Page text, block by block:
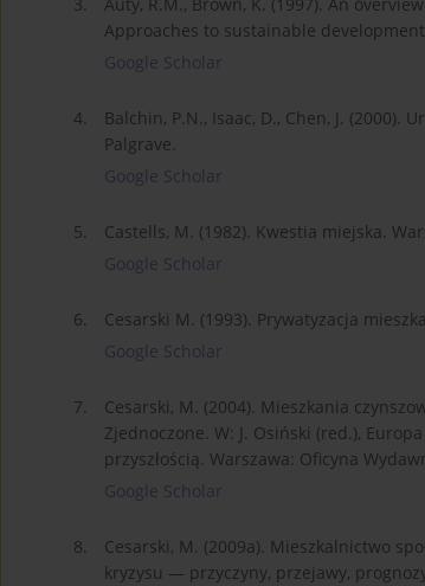
3.
Auty, R.M., Brown, K. (1997). An
Approaches to sustainable
Google Scholar
4.
Balchin, P.N., Isaac, D., Chen, J.
Palgrave.
Google Scholar
5.
Castells, M. (1982). Kwestia miejska.
Google Scholar
6.
Cesarski M. (1993). Prywatyzacja
Google Scholar
7.
Cesarski, M. (2004). Mieszkania
Zjednoczone. W: J. Osiński (red.),
przyszłością. Warszawa: Oficyna
Google Scholar
8.
Cesarski, M. (2009a). Mieszkalnictwo
kryzysu — przyczyny, przejawy,